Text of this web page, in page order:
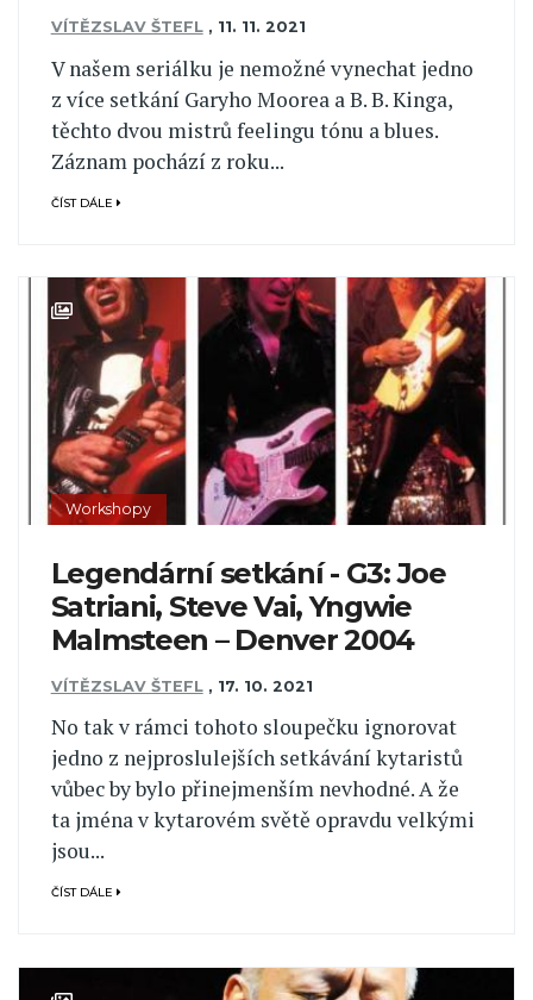
VÍTĚZSLAV ŠTEFL , 11. 11. 2021
V našem seriálku je nemožné vynechat jedno
z více setkání Garyho Moorea a B. B. Kinga,
těchto dvou mistrů feelingu tónu a blues.
Záznam pochází z roku...
ČÍST DÁLE
Workshopy
Legendární setkání - G3: Joe
Satriani, Steve Vai, Yngwie
Malmsteen – Denver 2004
VÍTĚZSLAV ŠTEFL , 17. 10. 2021
No tak v rámci tohoto sloupečku ignorovat
jedno z nejproslulejších setkávání kytaristů
vůbec by bylo přinejmenším nevhodné. A že
ta jména v kytarovém světě opravdu velkými
jsou...
ČÍST DÁLE